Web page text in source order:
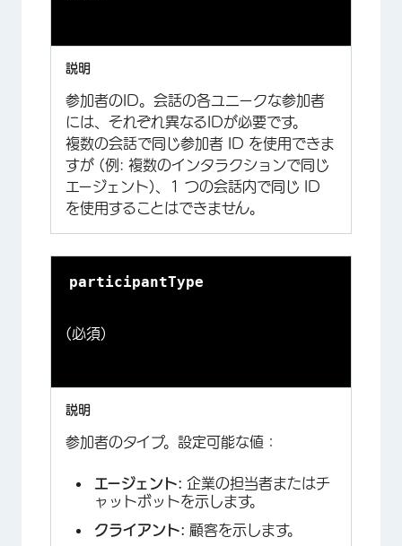
参加者のID。会話の各ユニークな参加者
には、それぞれ異なるIDが必要です。
複数の会話で同じ参加者 ID を使用できま
すが (例: 複数のインタラクションで同じ
エージェント)、1 つの会話内で同じ ID
を使用することはできません。
participantType
(必須)
参加者のタイプ。設定可能な値：
エージェント: 企業の担当者またはチ
ャットボットを示します。
クライアント: 顧客を示します。